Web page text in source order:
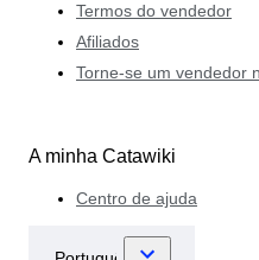
Termos do vendedor
Afiliados
Torne-se um vendedor
A minha Catawiki
Centro de ajuda